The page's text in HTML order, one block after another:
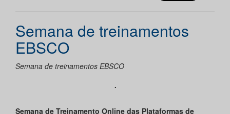
Semana de treinamentos
EBSCO
Semana de treinamentos EBSCO
.​
Semana de Treinamento Online das Plataformas de